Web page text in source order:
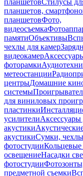
планшетовСтилусы
планшетов,
планшетовФото,
видеосъемка
памятиОбъективы
чехлы для камер
видеокамер
фоторамки
метеостанции
центрыДомашние
системы
для виниловых
пластинки
усилителиАксессуары
акустики
акустикиСумки,
фотостудии
освещениеНасадки
фотостудии
предметной съемки